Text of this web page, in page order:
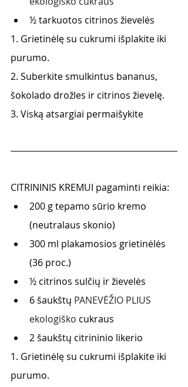
½ tarkuotos citrinos žievelės
1. Grietinėlę su cukrumi išplakite iki
purumo.
2. Suberkite smulkintus bananus,
šokolado drožles ir citrinos žievelę.
3. Viską atsargiai permaišykite
CITRININIS KREMUI pagaminti reikia:
200 g tepamo sūrio kremo
(neutralaus skonio)
300 ml plakamosios grietinėlės
(36 proc.)
½ citrinos sulčių ir žievelės
6 šaukštų PANEVĖŽIO PLIUS
ekologiško cukraus
2 šaukštų citrininio likerio
1. Grietinėlę su cukrumi išplakite iki
purumo.